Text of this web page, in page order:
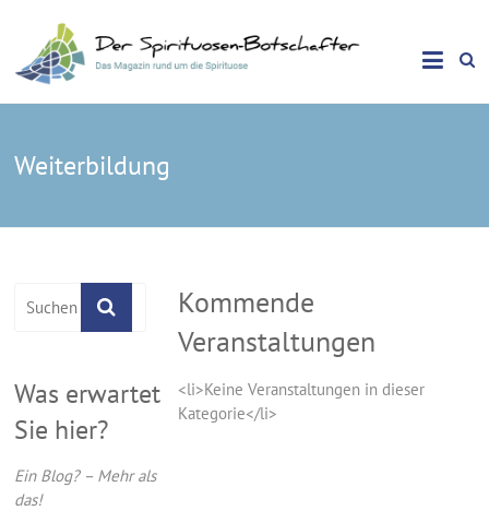
Spirituosen Botschafter
Weiterbildung
Kommende
Veranstaltungen
<li>Keine Veranstaltungen in dieser
Kategorie</li>
Was erwartet
Sie hier?
Ein Blog? – Mehr als
das!